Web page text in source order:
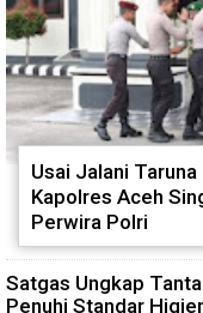
Usai Jalani
Kapolres Aceh
Perwira Polri
Satgas Ungkap
Penuhi Standar